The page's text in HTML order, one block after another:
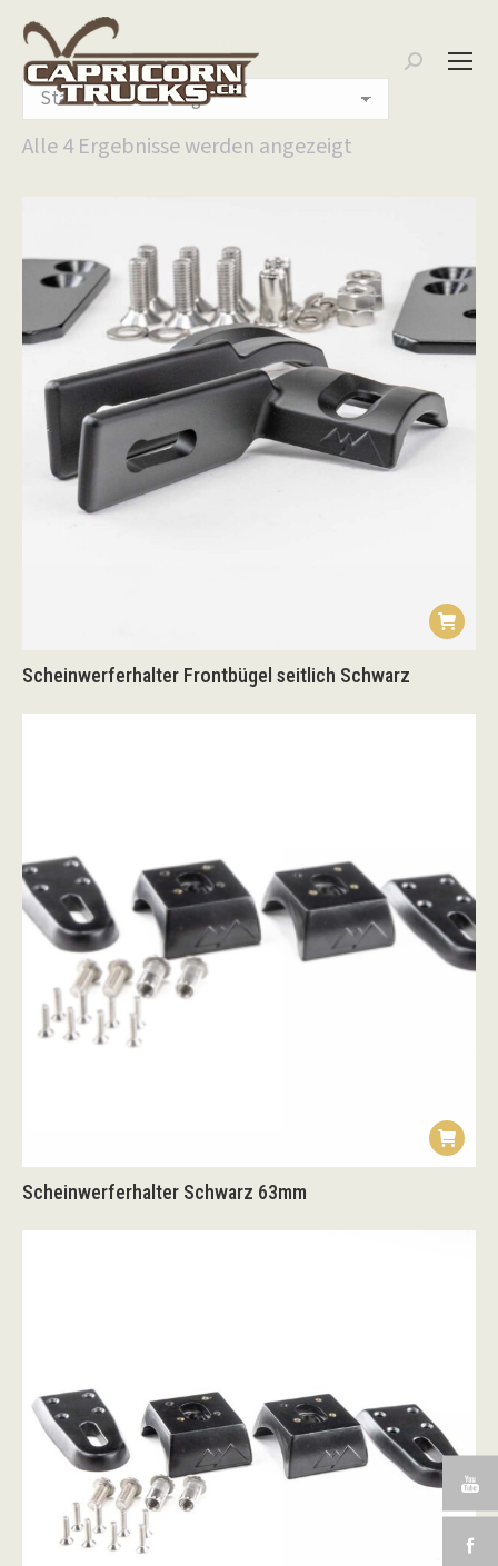
Search:
Alle 4 Ergebnisse werden angezeigt
Scheinwerferhalter Frontbügel seitlich Schwarz
Scheinwerferhalter Schwarz 63mm